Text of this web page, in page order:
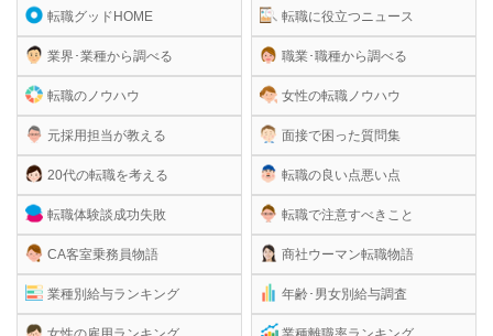
転職グッドHOME
業界･業種から調べる
転職のノウハウ
元採用担当が教える
20代の転職を考える
転職体験談成功失敗
CA客室乗務員物語
業種別給与ランキング
転職に役立つニュース
職業･職種から調べる
女性の転職ノウハウ
面接で困った質問集
転職の良い点悪い点
転職で注意すべきこと
商社ウーマン転職物語
年齢･男女別給与調査